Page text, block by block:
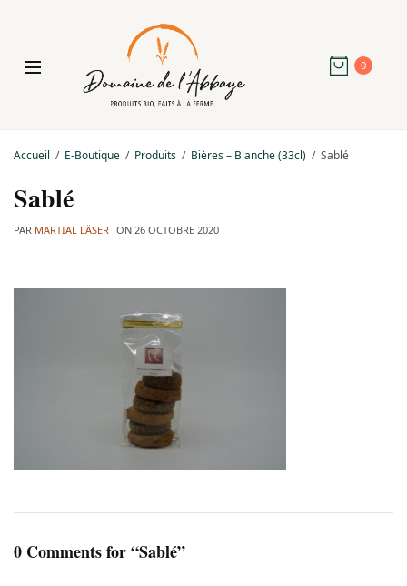
0
Accueil E-Boutique Produits Bières – Blanche (33cl) Sablé
Sablé
PAR MARTIAL LÄSER ON 26 OCTOBRE 2020
0 Comments for “Sablé”